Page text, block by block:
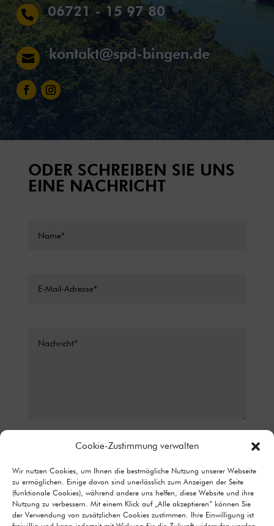
Cookie-Zustimmung verwalten
Wir nutzen Cookies, um Ihnen die bestmögliche Nutzung unserer Webseite
zu ermöglichen. Einige davon sind unerlässlich zum Anzeigen der Seite
(funktionale Cookies), während andere uns helfen, diese Website und ihre
Nutzung zu verbessern. Mit einem Klick auf „Alle akzeptieren“ können Sie
der Verwendung von zusätzlichen Cookies zustimmen. Ihre Einwilligung ist
 06721 - 15 97 80
 kontakt@spd-bingen.de
ODER SCHREIBEN SIE UNS
EINE NACHRICHT
KONTAKTFORMULAR ZUR BEANTWORTUNG MEINER ANFRAGE
ERHOBEN UND VERARBEITET WERDEN. DETAILLIERTE
INFORMATIONEN ZUM UMGANG MIT NUTZERDATEN FINDEN SIE IN
UNSERER DATENSCHUTZERKLÄRUNG.
Alternative: